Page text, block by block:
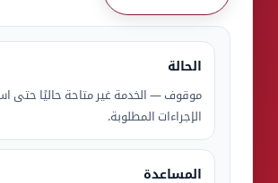
الحالة
موقوف — الخدمة غير متاحة حاليًا حتى
الإجراءات المطلوبة.
المساعدة